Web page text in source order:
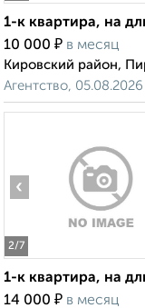
1-к квартира, на
10 000 ₽ в месяц
Кировский район,
Агентство, 05.08.2026
2/7
‹
1-к квартира, на
14 000 ₽ в месяц